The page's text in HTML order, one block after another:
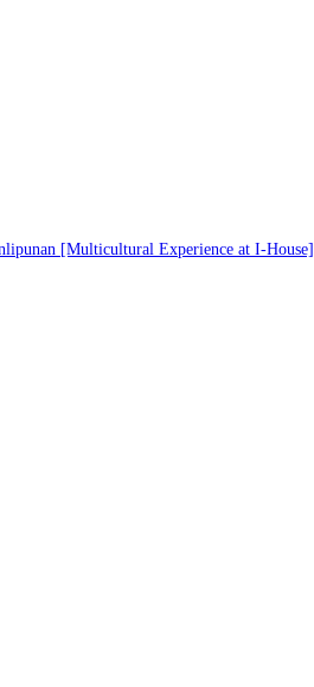
[Multicultural Experience at I-House]